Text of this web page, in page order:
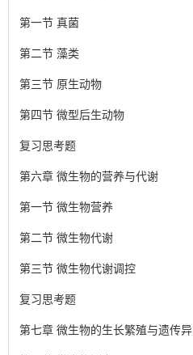
第一节 真菌
第二节 藻类
第三节 原生动物
第四节 微型后生动物
复习思考题
第六章 微生物的营养与代谢
第一节 微生物营养
第二节 微生物代谢
第三节 微生物代谢调控
复习思考题
第七章 微生物的生长繁殖与遗传异